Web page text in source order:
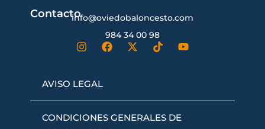
Contactoinfo@oviedobaloncesto.com
984 34 00 98
AVISO LEGAL
CONDICIONES GENERALES DE